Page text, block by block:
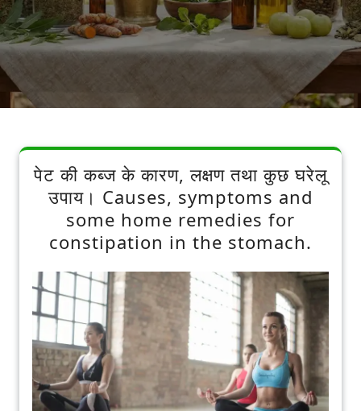
पेट की कब्ज के कारण, लक्षण तथा कुछ घरेलू
उपाय। Causes, symptoms and
some home remedies for
constipation in the stomach.